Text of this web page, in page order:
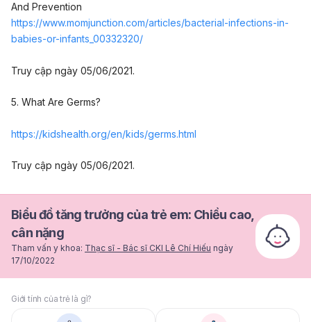
And Prevention
https://www.momjunction.com/articles/bacterial-infections-in-
babies-or-infants_00332320/
Truy cập ngày 05/06/2021.
5. What Are Germs?
https://kidshealth.org/en/kids/germs.html
Truy cập ngày 05/06/2021.
Biểu đồ tăng trưởng của trẻ em: Chiều cao,
cân nặng
Tham vấn y khoa: Thạc sĩ - Bác sĩ CKI Lê Chí Hiếu ngày
17/10/2022
Giới tính của trẻ là gì?